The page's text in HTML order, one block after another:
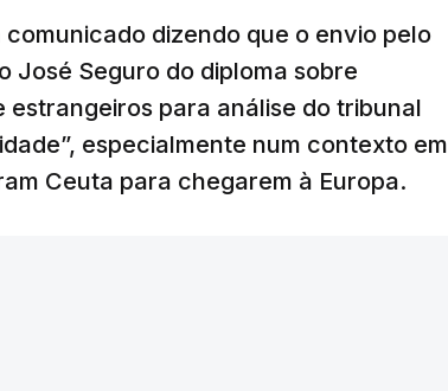
dizendo que o envio pelo
José Seguro do diploma sobre
para análise do tribunal
especialmente num contexto em
Ceuta para chegarem à Europa.